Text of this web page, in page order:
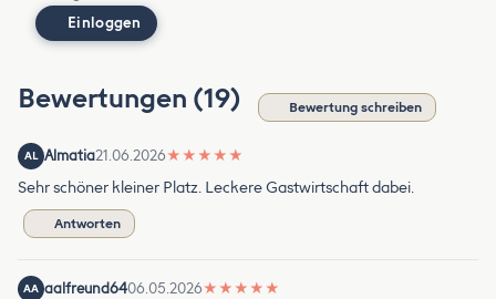
Einloggen
Bewertungen (19) Bewertung schreiben
AL Almatia21.06.2026★ ★ ★ ★ ★
Sehr schöner kleiner Platz. Leckere Gastwirtschaft dabei.
Antworten
AA aalfreund6406.05.2026★ ★ ★ ★ ★